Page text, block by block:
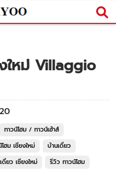
ใหม่ Villaggio
ทาวน์โฮม / ทาวน์เฮ้าส์
ฮม เชียงใหม่
บ้านเดี่ยว
ดี่ยว เชียงใหม่
รีวิว ทาวน์โฮม